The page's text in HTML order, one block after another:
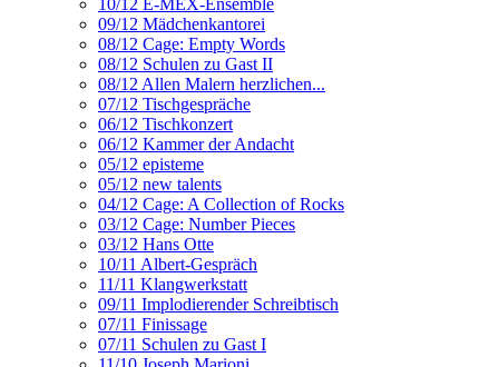
10/12 E-MEX-Ensemble
09/12 Mädchenkantorei
08/12 Cage: Empty Words
08/12 Schulen zu Gast II
08/12 Allen Malern herzlichen...
07/12 Tischgespräche
06/12 Tischkonzert
06/12 Kammer der Andacht
05/12 episteme
05/12 new talents
04/12 Cage: A Collection of Rocks
03/12 Cage: Number Pieces
03/12 Hans Otte
10/11 Albert-Gespräch
11/11 Klangwerkstatt
09/11 Implodierender Schreibtisch
07/11 Finissage
07/11 Schulen zu Gast I